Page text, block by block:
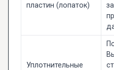
пластин (лопаток)
Уплотнительные